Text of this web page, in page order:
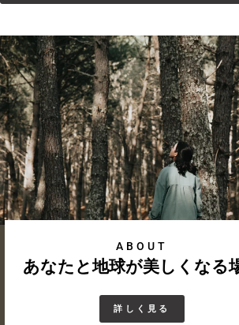
ABOUT
あなたと地球が美しくなる
詳しく見る